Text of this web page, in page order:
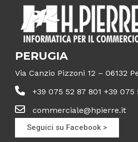
PERUGIA
Via Canzio Pizzoni 12 – 06132
+39 075 52 87 801 +39 075
commerciale@hpierre.it
Seguici su Facebook >